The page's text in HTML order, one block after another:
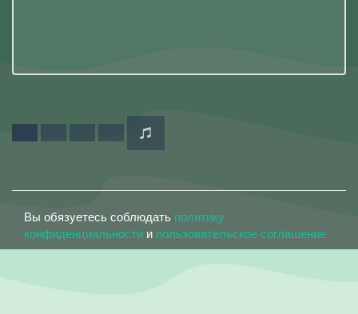
Вы обязуетесь соблюдать политику
конфиденциальности и пользовательское соглашение